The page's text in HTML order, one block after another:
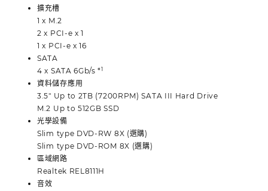
擴充槽
1 x M.2
2 x PCI-e x 1
1 x PCI-e x 16
SATA
4 x SATA 6Gb/s *1
資料儲存應用
3.5″ Up to 2TB (7200RPM) SATA III Hard Drive
M.2 Up to 512GB SSD
光學設備
Slim type DVD-RW 8X (選購)
Slim type DVD-ROM 8X (選購)
區域網路
Realtek REL8111H
音效